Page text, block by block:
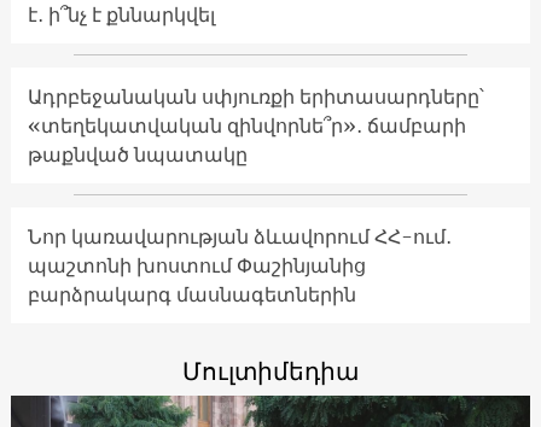
է․ ի՞նչ է քննարկվել
Ադրբեջանական սփյուռքի երիտասարդները՝
«տեղեկատվական զինվորնե՞ր»․ ճամբարի
թաքնված նպատակը
Նոր կառավարության ձևավորում ՀՀ-ում․
պաշտոնի խոստում Փաշինյանից
բարձրակարգ մասնագետներին
Մուլտիմեդիա